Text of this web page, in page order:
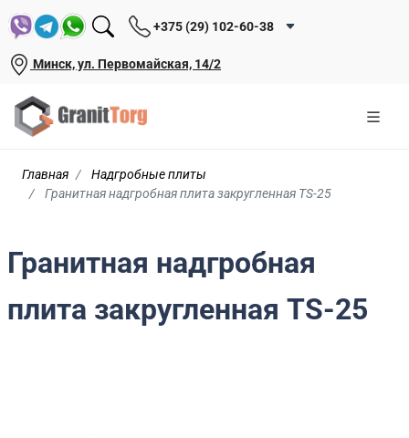
+375 (29) 102-60-38
Минск, ул. Первомайская, 14/2
Главная
Надгробные плиты
Гранитная надгробная плита закругленная TS-25
Гранитная надгробная
плита закругленная TS-25